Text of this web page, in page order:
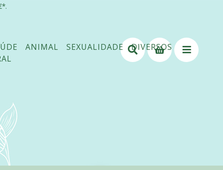
ANIMAL SEXUALIDADE DIVERSOS